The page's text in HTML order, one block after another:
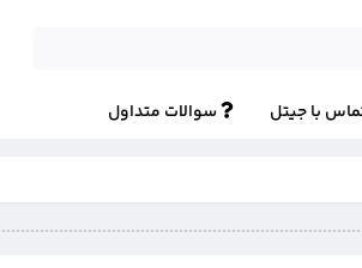
با جیتل سوالات متداول